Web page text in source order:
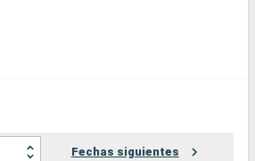
Fechas siguientes